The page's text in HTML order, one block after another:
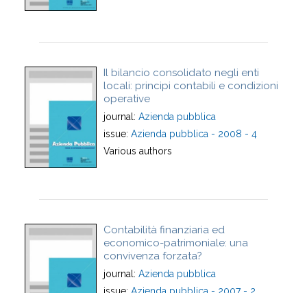
Il bilancio consolidato negli enti
locali: principi contabili e condizioni
operative
journal: Azienda pubblica
issue: Azienda pubblica - 2008 - 4
Various authors
Contabilità finanziaria ed
economico-patrimoniale: una
convivenza forzata?
journal: Azienda pubblica